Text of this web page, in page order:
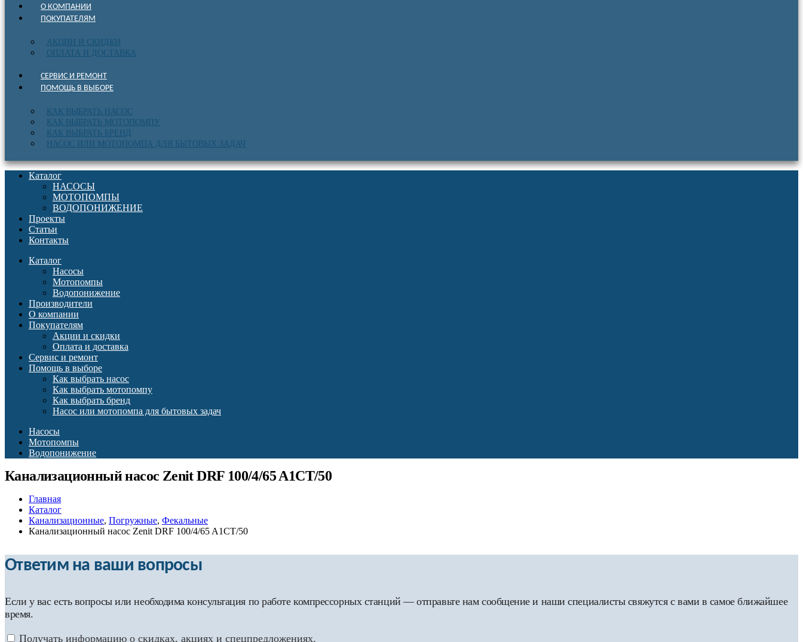
О КОМПАНИИ
ПОКУПАТЕЛЯМ
АКЦИИ И СКИДКИ
ОПЛАТА И ДОСТАВКА
СЕРВИС И РЕМОНТ
ПОМОЩЬ В ВЫБОРЕ
КАК ВЫБРАТЬ НАСОС
КАК ВЫБРАТЬ МОТОПОМПУ
КАК ВЫБРАТЬ БРЕНД
НАСОС ИЛИ МОТОПОМПА ДЛЯ БЫТОВЫХ ЗАДАЧ
Каталог
НАСОСЫ
МОТОПОМПЫ
ВОДОПОНИЖЕНИЕ
Проекты
Статьи
Контакты
Каталог
Насосы
Мотопомпы
Водопонижение
Производители
О компании
Покупателям
Акции и скидки
Оплата и доставка
Сервис и ремонт
Помощь в выборе
Как выбрать насос
Как выбрать мотопомпу
Как выбрать бренд
Насос или мотопомпа для бытовых задач
Насосы
Мотопомпы
Водопонижение
Канализационный насос Zenit DRF 100/4/65 A1CT/50
Главная
Каталог
Канализационные, Погружные, Фекальные
Канализационный насос Zenit DRF 100/4/65 A1CT/50
Ответим на ваши вопросы
Если у вас есть вопросы или необходима консультация по работе компрессорных станций — отправьте нам сообщение и наши специалисты свяжутся с вами в самое ближайшее
время.
Получать информацию о скидках, акциях и спецпредложениях.